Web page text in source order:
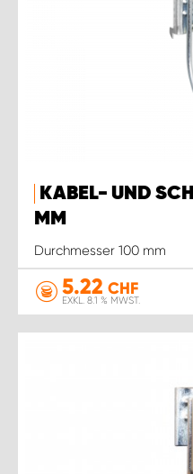
KABEL- UND
MM
Durchmesser 100 mm
5.22 CHF
EXKL. 8.1 % MWST.